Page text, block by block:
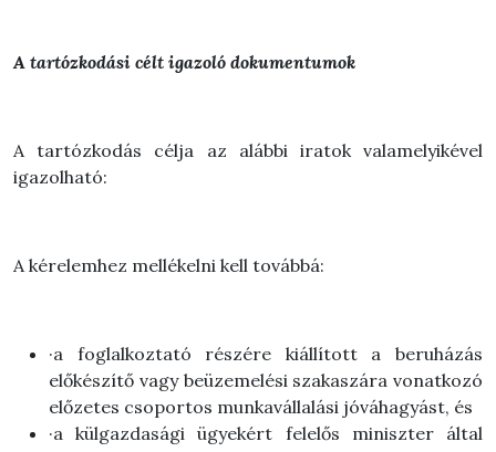
A tartózkodási célt igazoló dokumentumok
A tartózkodás célja az alábbi iratok valamelyikével
igazolható:
A kérelemhez mellékelni kell továbbá:
·a foglalkoztató részére kiállított a beruházás
előkészítő vagy beüzemelési szakaszára vonatkozó
előzetes csoportos munkavállalási jóváhagyást, és
·a külgazdasági ügyekért felelős miniszter által